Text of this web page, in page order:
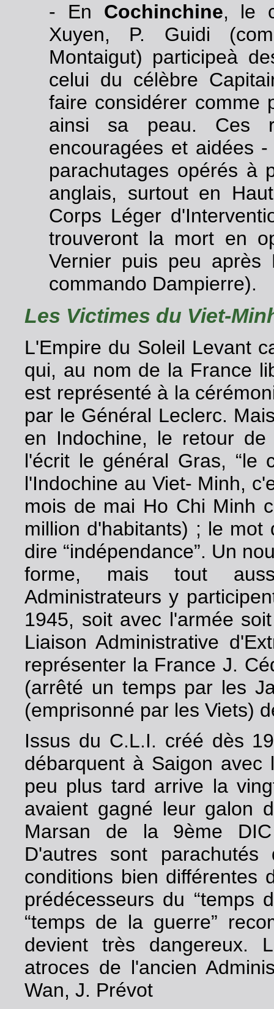
- En Cochinchine, le
Xuyen, P. Guidi
Montaigut) participeà
celui du célèbre
faire considérer comme
ainsi sa peau. Ces
encouragées et aidées
parachutages opérés à
anglais, surtout en
Corps Léger
trouveront la mort en
Vernier puis peu
commando Dampierre).
Les Victimes du Viet-
L'Empire du Soleil Levant
qui, au nom de la France
est représenté à la
par le Général Leclerc.
en Indochine, le retour
l'écrit le général Gras, “le
l'Indochine au Viet- Minh,
mois de mai Ho Chi Minh
million d'habitants) ; le mot
dire “indépendance”. Un
forme, mais tout
Administrateurs y
1945, soit avec l'armée
Liaison Administrative
représenter la France J.
(arrêté un temps par les
(emprisonné par les Viets)
Issus du C.L.I. créé dès
débarquent à Saigon
peu plus tard arrive la
avaient gagné leur galon
Marsan de la 9ème
D'autres sont
conditions bien différentes
prédécesseurs du “temps
“temps de la guerre”
devient très dangereux.
atroces de l'ancien
Wan, J. Prévot